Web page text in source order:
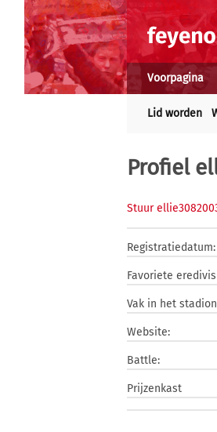
Voorpagina
Lid worden
Profiel
Stuur
Registratiedatum:
Favoriete
Vak in het
Website:
Battle:
Prijzenkast